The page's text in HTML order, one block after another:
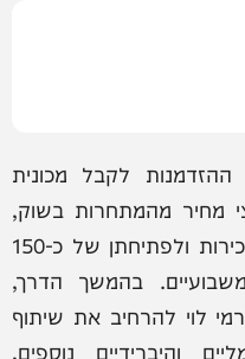
לקבל מכונית
מחיר מהמתחרות בשוק,
מה שהוביל לנהירה למוקדי המכירות ולפתיחתן של כ-150
בהמשך הדרך,
לוי להרחיב את שיתוף
והיברידיים נוספים,